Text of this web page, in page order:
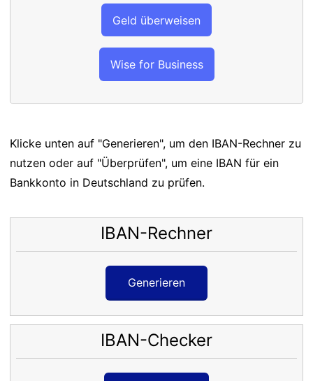
Geld überweisen
Wise for Business
Klicke unten auf "Generieren", um den IBAN-Rechner zu
nutzen oder auf "Überprüfen", um eine IBAN für ein
Bankkonto in Deutschland zu prüfen.
IBAN-Rechner
Generieren
IBAN-Checker